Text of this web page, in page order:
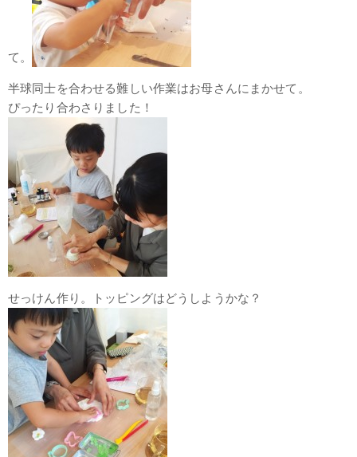
て。
半球同士を合わせる難しい作業はお母さんにまかせて。
ぴったり合わさりました！
せっけん作り。トッピングはどうしようかな？